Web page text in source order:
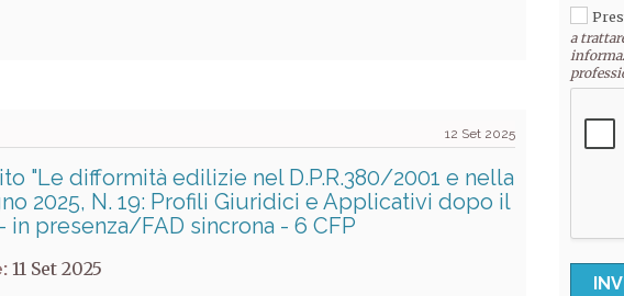
12 Set 2025
"Le difformità edilizie nel D.P.R.380/2001 e nella
2025, N. 19: Profili Giuridici e Applicativi dopo il
in presenza/FAD sincrona - 6 CFP
11 Set 2025
a